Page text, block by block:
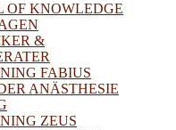
OF KNOWLEDGE
&
FABIUS
ANÄSTHESIE
ZEUS